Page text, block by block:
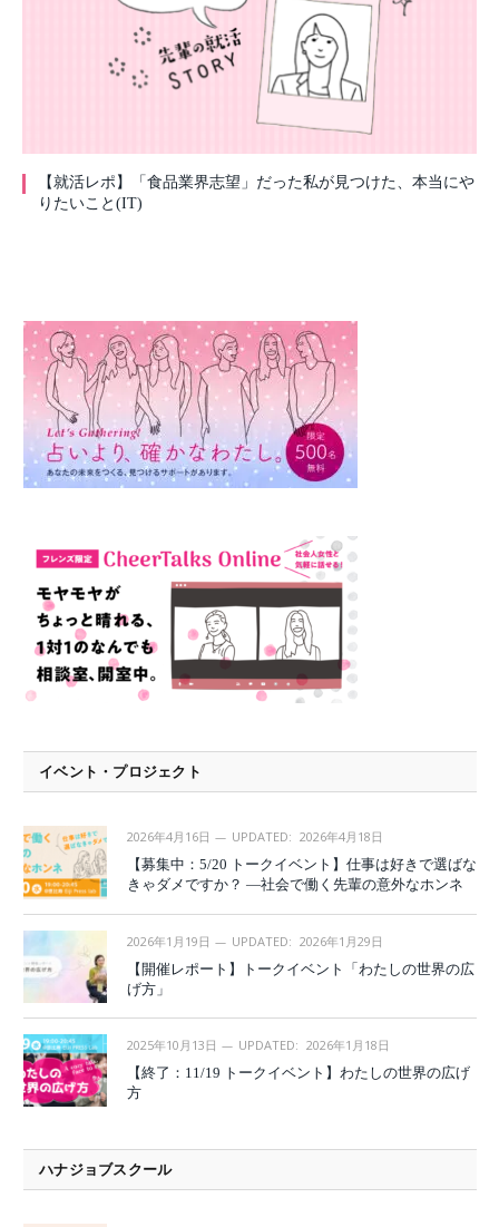
【就活レポ】「食品業界志望」だった私が見つけた、本当にや
りたいこと(IT)
イベント・プロジェクト
2026年4月16日 UPDATED: 2026年4月18日
【募集中：5/20 トークイベント】仕事は好きで選ばな
きゃダメですか？ —社会で働く先輩の意外なホンネ
2026年1月19日 UPDATED: 2026年1月29日
【開催レポート】トークイベント「わたしの世界の広
げ方」
2025年10月13日 UPDATED: 2026年1月18日
【終了：11/19 トークイベント】わたしの世界の広げ
方
ハナジョブスクール